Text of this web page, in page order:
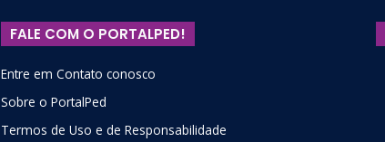
FALE COM O PORTALPED!
Entre em Contato conosco
Sobre o PortalPed
Termos de Uso e de Responsabilidade